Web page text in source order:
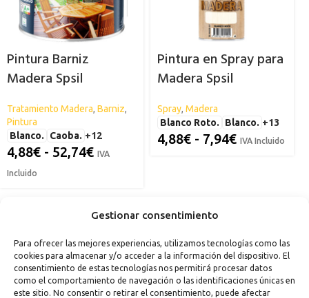
Gestionar consentimiento
Para ofrecer las mejores experiencias, utilizamos tecnologías como las
cookies para almacenar y/o acceder a la información del dispositivo. El
consentimiento de estas tecnologías nos permitirá procesar datos
como el comportamiento de navegación o las identificaciones únicas en
este sitio. No consentir o retirar el consentimiento, puede afectar
Pintura Barniz
Madera Spsil
Tratamiento Madera, Barniz,
Pintura
Blanco.
Caoba. +12
4,88€ - 52,74€ IVA
Incluido
Pintura en Spray para
Madera Spsil
Spray, Madera
Blanco Roto.
Blanco. +13
4,88€ - 7,94€ IVA Incluido